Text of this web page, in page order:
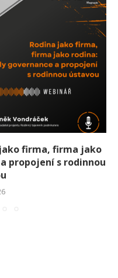
firma, firma jako
propojení s rodinnou